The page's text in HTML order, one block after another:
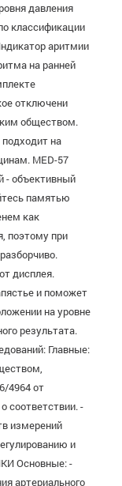
давления
классификации
аритмии
на ранней
отключени
обществом.
на
MED-57
- объективный
памятью
как
поэтому при
дисплея.
и поможет
на уровне
результата.
Главные:
4964 от
соответствии. -
измерений
и
Основные: -
артериального